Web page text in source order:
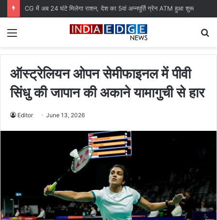
CG में अब 24 घंटे मिलेगा राशन, देश का 5वां अन्नपूर्ति ग्रेन ATM हुआ शुरू
Menu
ऑस्ट्रेलियन ओपन सेमीफाइनल में पीवी
सिंधु की जापान की अकाने यामागुची से हार
Editor June 13, 2026